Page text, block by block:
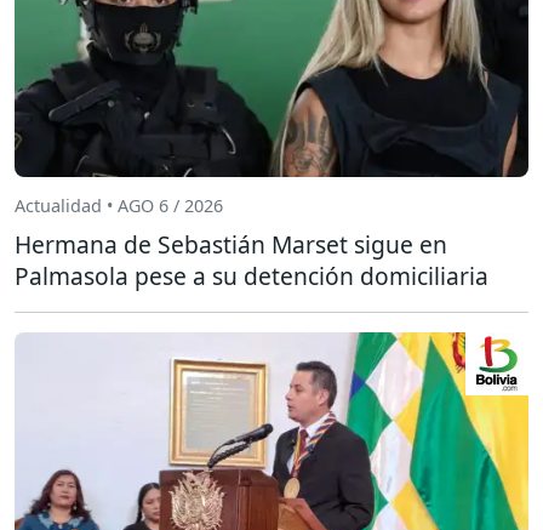
Actualidad • AGO 6 / 2026
Hermana de Sebastián Marset sigue en
Palmasola pese a su detención domiciliaria